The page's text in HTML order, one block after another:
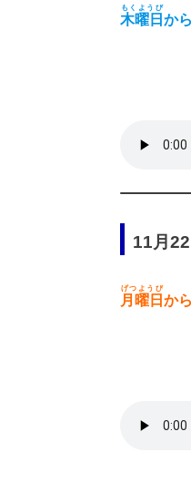
木曜日
もくようび
から
11月
月曜日
げつようび
から